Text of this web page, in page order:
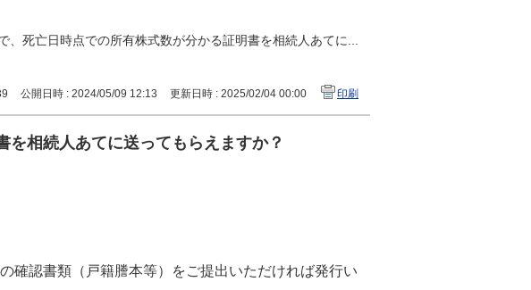
、死亡日時点での所有株式数が分かる証明書を相続人あてに...
公開日時 : 2024/05/09 12:13 更新日時 : 2025/02/04 00:00 印刷
相続人あてに送ってもらえますか？
確認書類（戸籍謄本等）をご提出いただければ発行い